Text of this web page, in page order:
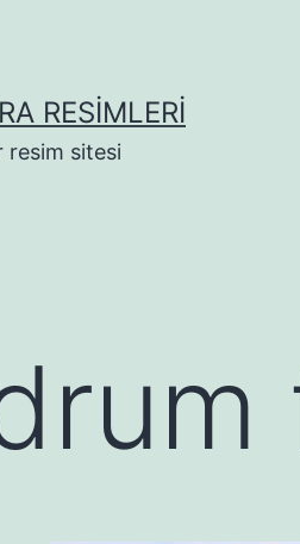
RESIMLERI
resim sitesi